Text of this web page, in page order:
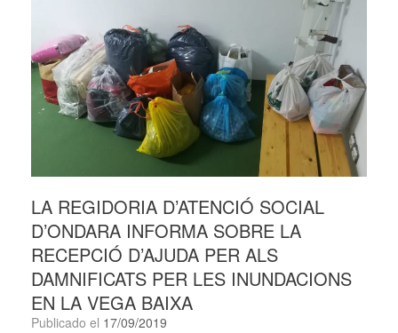
LA REGIDORIA D’ATENCIÓ SOCIAL
D’ONDARA INFORMA SOBRE LA
RECEPCIÓ D’AJUDA PER ALS
DAMNIFICATS PER LES INUNDACIONS
EN LA VEGA BAIXA
Publicado el 17/09/2019